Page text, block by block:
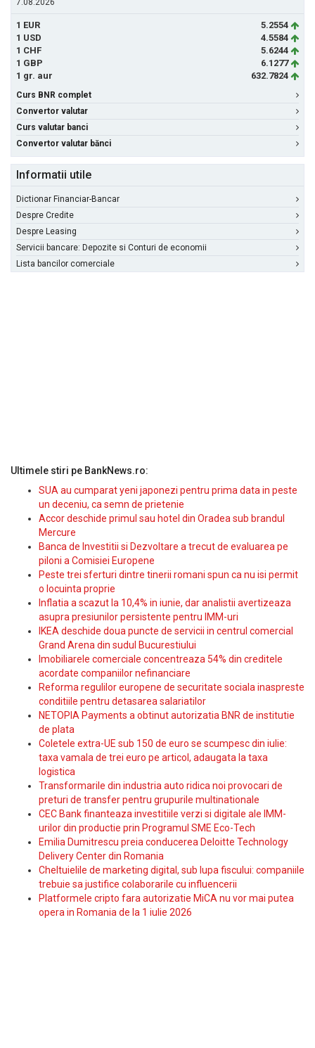
7.08.2026
1 EUR
5.2554
1 USD
4.5584
1 CHF
5.6244
1 GBP
6.1277
1 gr. aur
632.7824
Curs BNR complet
Convertor valutar
Curs valutar banci
Convertor valutar bănci
Informatii utile
Dictionar Financiar-Bancar
Despre Credite
Despre Leasing
Servicii bancare: Depozite si Conturi de economii
Lista bancilor comerciale
Ultimele stiri pe BankNews.ro:
SUA au cumparat yeni japonezi pentru prima data in peste
un deceniu, ca semn de prietenie
Accor deschide primul sau hotel din Oradea sub brandul
Mercure
Banca de Investitii si Dezvoltare a trecut de evaluarea pe
piloni a Comisiei Europene
Peste trei sferturi dintre tinerii romani spun ca nu isi permit
o locuinta proprie
Inflatia a scazut la 10,4% in iunie, dar analistii avertizeaza
asupra presiunilor persistente pentru IMM-uri
IKEA deschide doua puncte de servicii in centrul comercial
Grand Arena din sudul Bucurestiului
Imobiliarele comerciale concentreaza 54% din creditele
acordate companiilor nefinanciare
Reforma regulilor europene de securitate sociala inaspreste
conditiile pentru detasarea salariatilor
NETOPIA Payments a obtinut autorizatia BNR de institutie
de plata
Coletele extra-UE sub 150 de euro se scumpesc din iulie:
taxa vamala de trei euro pe articol, adaugata la taxa
logistica
Transformarile din industria auto ridica noi provocari de
preturi de transfer pentru grupurile multinationale
CEC Bank finanteaza investitiile verzi si digitale ale IMM-
urilor din productie prin Programul SME Eco-Tech
Emilia Dumitrescu preia conducerea Deloitte Technology
Delivery Center din Romania
Cheltuielile de marketing digital, sub lupa fiscului: companiile
trebuie sa justifice colaborarile cu influencerii
Platformele cripto fara autorizatie MiCA nu vor mai putea
opera in Romania de la 1 iulie 2026